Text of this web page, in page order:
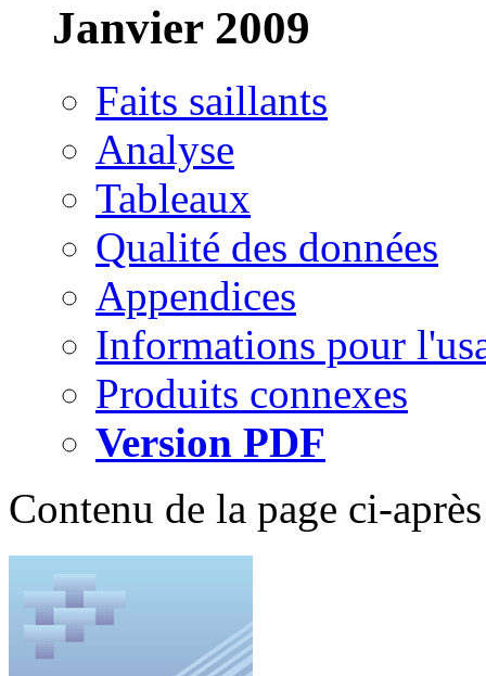
Janvier 2009
Faits saillants
Analyse
Tableaux
Qualité des données
Appendices
Informations pour
Produits connexes
Version PDF
Contenu de la page ci-après